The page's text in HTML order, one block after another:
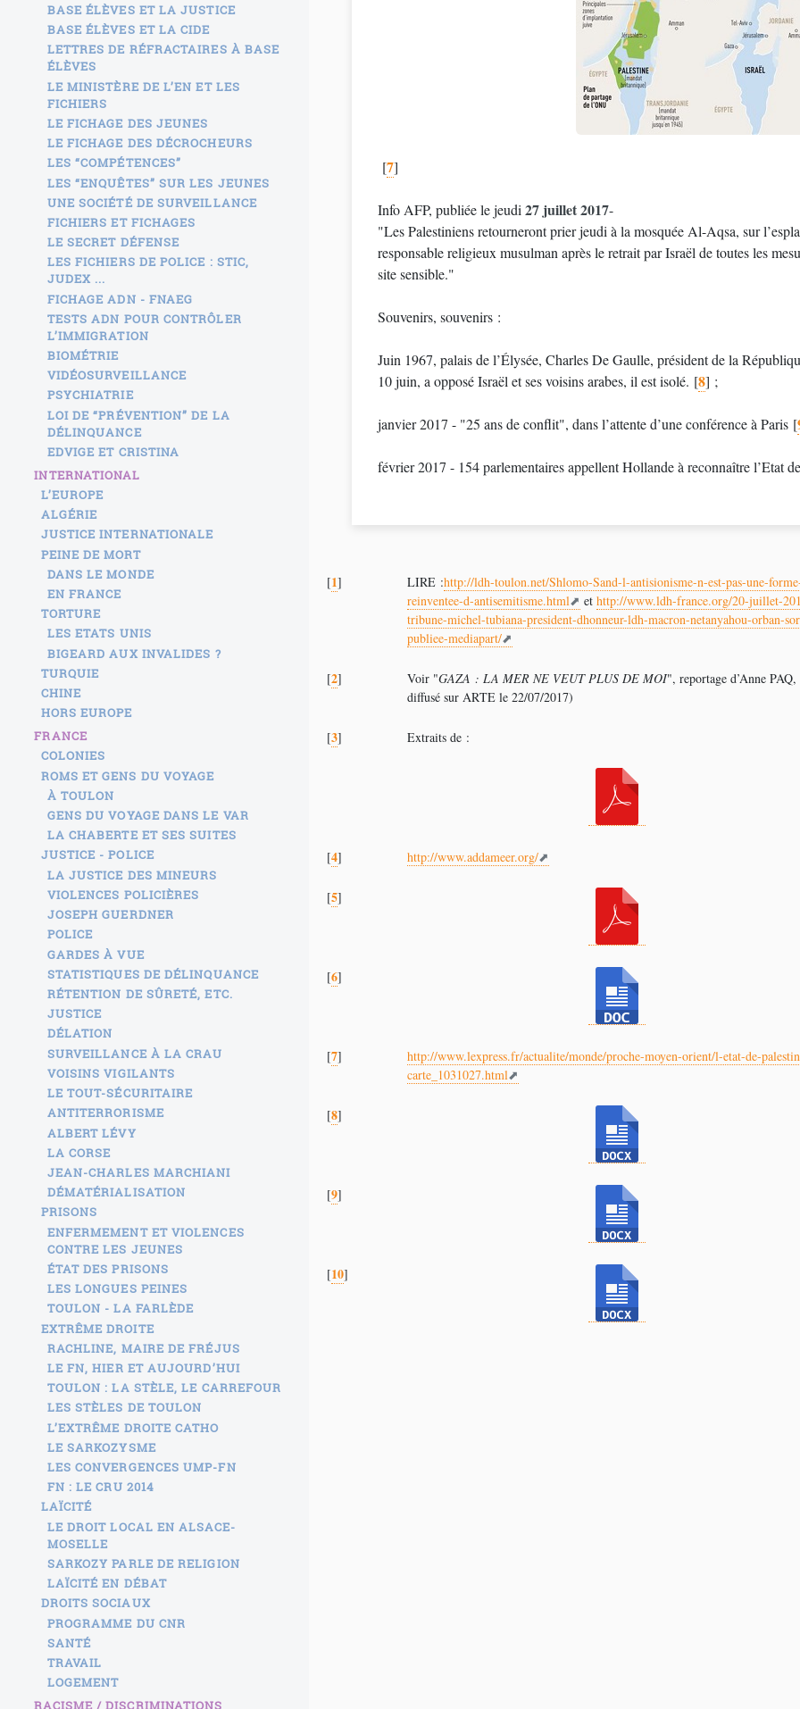
[7]
Info AFP, publiée le jeudi27 juillet 2017-
"Les Palestiniens retourneront prier jeudi à la mosquée Al-Aqsa, sur
responsable religieux musulman après le retrait par Israël de toutes les
site sensible."
Souvenirs, souvenirs :
Juin 1967, palais de l’Élysée, Charles De Gaulle, président de la
10 juin, a opposé Israël et ses voisins arabes, il est isolé. [8] ;
janvier 2017 - "25 ans de conflit", dans l’attente d’une conférence à Paris [
février 2017 - 154 parlementaires appellent Hollande à reconnaître l’Etat
[1] LIRE :http://ldh-toulon.net/Shlomo-Sand-l-antisionisme-n-est-pas-une-
reinventee-d-antisemitisme.html
et http://www.ldh-france.org/20-juillet-
tribune-michel-tubiana-president-dhonneur-ldh-macron-netanyahou-orban-
publiee-mediapart/
[2] Voir "GAZA : LA MER NE VEUT PLUS DE MOI", reportage d’Anne PAQ,
diffusé sur ARTE le 22/07/2017)
[3] Extraits de :
[4] http://www.addameer.org/
[5]
[6]
[7]
http://www.lexpress.fr/actualite/monde/proche-moyen-orient/l-etat-de-
carte_1031027.html
[8]
[9]
[10]
BASE ÉLÈVES ET LA JUSTICE
BASE ÉLÈVES ET LA CIDE
LETTRES DE RÉFRACTAIRES À BASE
ÉLÈVES
LE MINISTÈRE DE L’EN ET LES
FICHIERS
LE FICHAGE DES JEUNES
LE FICHAGE DES DÉCROCHEURS
LES “COMPÉTENCES”
LES “ENQUÊTES” SUR LES JEUNES
UNE SOCIÉTÉ DE SURVEILLANCE
FICHIERS ET FICHAGES
LE SECRET DÉFENSE
LES FICHIERS DE POLICE : STIC,
JUDEX ...
FICHAGE ADN - FNAEG
TESTS ADN POUR CONTRÔLER
L’IMMIGRATION
BIOMÉTRIE
VIDÉOSURVEILLANCE
PSYCHIATRIE
LOI DE “PRÉVENTION” DE LA
DÉLINQUANCE
EDVIGE ET CRISTINA
INTERNATIONAL
L’EUROPE
ALGÉRIE
JUSTICE INTERNATIONALE
PEINE DE MORT
DANS LE MONDE
EN FRANCE
TORTURE
LES ETATS UNIS
BIGEARD AUX INVALIDES ?
TURQUIE
CHINE
HORS EUROPE
FRANCE
COLONIES
ROMS ET GENS DU VOYAGE
À TOULON
GENS DU VOYAGE DANS LE VAR
LA CHABERTE ET SES SUITES
JUSTICE - POLICE
LA JUSTICE DES MINEURS
VIOLENCES POLICIÈRES
JOSEPH GUERDNER
POLICE
GARDES À VUE
STATISTIQUES DE DÉLINQUANCE
RÉTENTION DE SÛRETÉ, ETC.
JUSTICE
DÉLATION
SURVEILLANCE À LA CRAU
VOISINS VIGILANTS
LE TOUT-SÉCURITAIRE
ANTITERRORISME
ALBERT LÉVY
LA CORSE
JEAN-CHARLES MARCHIANI
DÉMATÉRIALISATION
PRISONS
ENFERMEMENT ET VIOLENCES
CONTRE LES JEUNES
ÉTAT DES PRISONS
LES LONGUES PEINES
TOULON - LA FARLÈDE
EXTRÊME DROITE
RACHLINE, MAIRE DE FRÉJUS
LE FN, HIER ET AUJOURD’HUI
TOULON : LA STÈLE, LE CARREFOUR
LES STÈLES DE TOULON
L’EXTRÊME DROITE CATHO
LE SARKOZYSME
LES CONVERGENCES UMP-FN
FN : LE CRU 2014
LAÏCITÉ
LE DROIT LOCAL EN ALSACE-
MOSELLE
SARKOZY PARLE DE RELIGION
LAÏCITÉ EN DÉBAT
DROITS SOCIAUX
PROGRAMME DU CNR
SANTÉ
TRAVAIL
LOGEMENT
RACISME / DISCRIMINATIONS